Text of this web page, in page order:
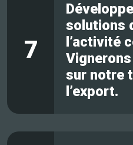
7
solutions
l’activité
sur notre
l’export.